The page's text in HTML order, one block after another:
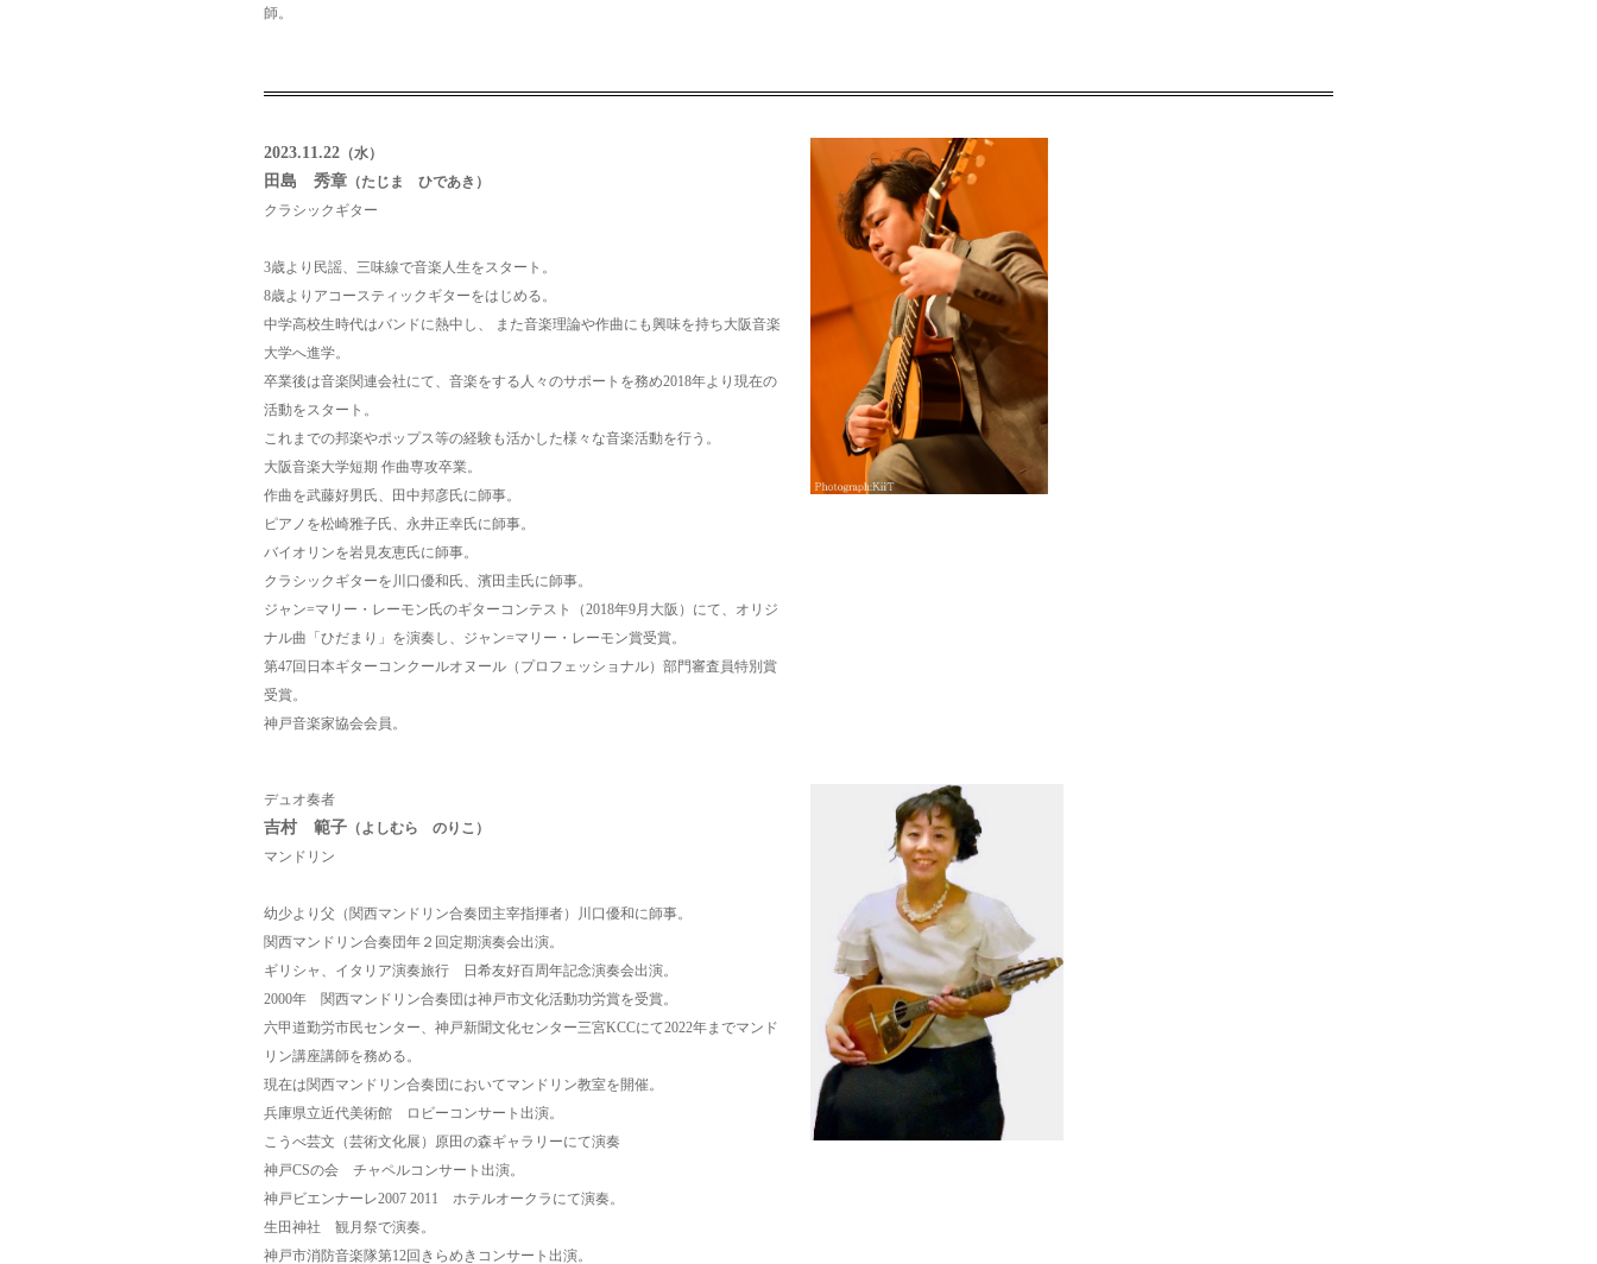
師。
2023.11.22 （水）
田島 秀章 （たじま ひであき）
クラシックギター
3歳より民謡、三味線で音楽人生をスタート。
8歳よりアコースティックギターをはじめる。
中学高校生時代はバンドに熱中し、 また音楽理論や作曲にも興味を持ち大阪音楽
大学へ進学。
卒業後は音楽関連会社にて、音楽をする人々のサポートを務め2018年より現在の
活動をスタート。
これまでの邦楽やポップス等の経験も活かした様々な音楽活動を行う。
大阪音楽大学短期 作曲専攻卒業。
作曲を武藤好男氏、田中邦彦氏に師事。
ピアノを松崎雅子氏、永井正幸氏に師事。
バイオリンを岩見友恵氏に師事。
クラシックギターを川口優和氏、濱田圭氏に師事。
ジャン=マリー・レーモン氏のギターコンテスト（2018年9月大阪）にて、オリジ
ナル曲「ひだまり」を演奏し、ジャン=マリー・レーモン賞受賞。
第47回日本ギターコンクールオヌール（プロフェッショナル）部門審査員特別賞
受賞。
神戸音楽家協会会員。
デュオ奏者
吉村 範子 （よしむら のりこ）
マンドリン
幼少より父（関西マンドリン合奏団主宰指揮者）川口優和に師事。
関西マンドリン合奏団年２回定期演奏会出演。
ギリシャ、イタリア演奏旅行 日希友好百周年記念演奏会出演。
2000年 関西マンドリン合奏団は神戸市文化活動功労賞を受賞。
六甲道勤労市民センター、神戸新聞文化センター三宮KCCにて2022年までマンド
リン講座講師を務める。
現在は関西マンドリン合奏団においてマンドリン教室を開催。
兵庫県立近代美術館 ロビーコンサート出演。
こうべ芸文（芸術文化展）原田の森ギャラリーにて演奏
神戸CSの会 チャペルコンサート出演。
神戸ビエンナーレ2007 2011 ホテルオークラにて演奏。
生田神社 観月祭で演奏。
神戸市消防音楽隊第12回きらめきコンサート出演。